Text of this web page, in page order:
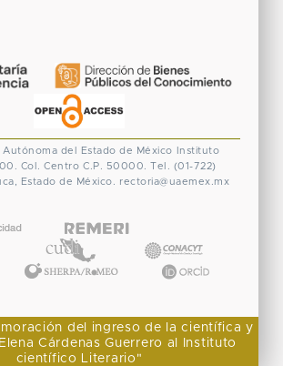
Autónoma del Estado de México
Instituto
Col. Centro C.P. 50000. Tel. (01-722)
Estado de México. rectoria@uaemex.mx
del ingreso de la científica y
Cárdenas Guerrero al Instituto
científico Literario"